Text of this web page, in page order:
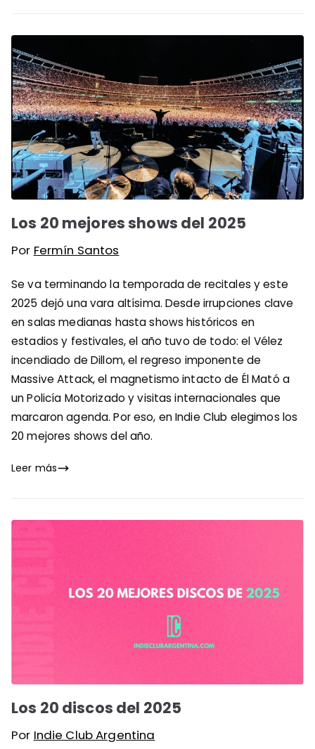
Los 20 mejores shows del 2025
Por Fermín Santos
Se va terminando la temporada de recitales y este
2025 dejó una vara altísima. Desde irrupciones clave
en salas medianas hasta shows históricos en
estadios y festivales, el año tuvo de todo: el Vélez
incendiado de Dillom, el regreso imponente de
Massive Attack, el magnetismo intacto de Él Mató a
un Policía Motorizado y visitas internacionales que
marcaron agenda. Por eso, en Indie Club elegimos los
20 mejores shows del año.
Leer más
Los 20 discos del 2025
Por Indie Club Argentina